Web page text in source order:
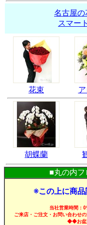
名古屋の
スマー
花束
胡蝶蘭
■丸の内
※この上に商
当社営業時間：
ご来店・ご注文・お問い合わせ
◆◆お盆